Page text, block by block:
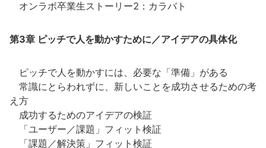
オンラボ卒業生ストーリー2：カラバト
第3章 ピッチで人を動かすために／アイデアの具体化
ピッチで人を動かすには、必要な「準備」がある
常識にとらわれずに、新しいことを成功させるための考
え方
成功するためのアイデアの検証
「ユーザー／課題」フィット検証
「課題／解決策」フィット検証